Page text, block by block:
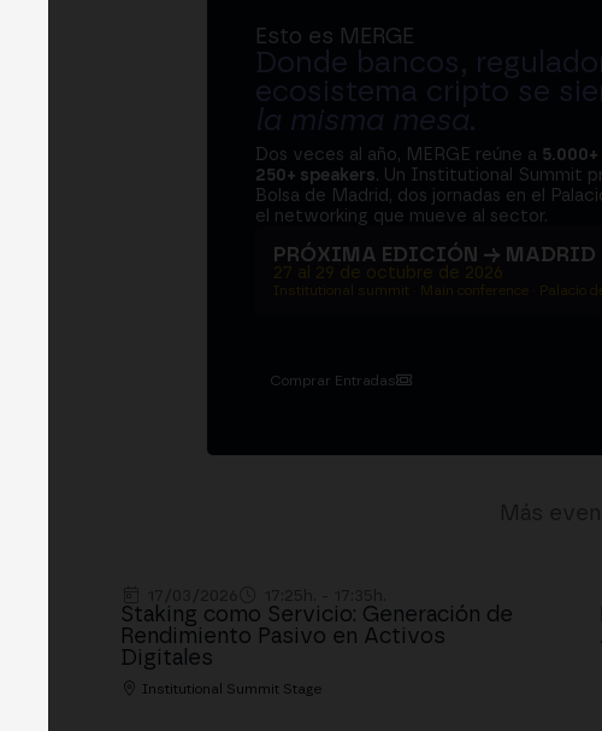
Esto es MERGE
Donde bancos,
ecosistema cripto se
la misma mesa.
Dos veces al año, MERGE reúne a
250+ speakers. Un Institutional Summit
Bolsa de Madrid, dos jornadas en el
el networking que mueve al sector.
PRÓXIMA EDICIÓN → MADRID
27 al 29 de octubre de 2026
Institutional summit · Main conference · Palacio
Comprar Entradas
Staking como Servicio: Generación de
Rendimiento Pasivo en Activos
Digitales
Institutional Summit Stage